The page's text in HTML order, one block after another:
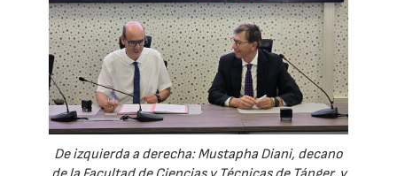
De izquierda a derecha: Mustapha Diani, decano